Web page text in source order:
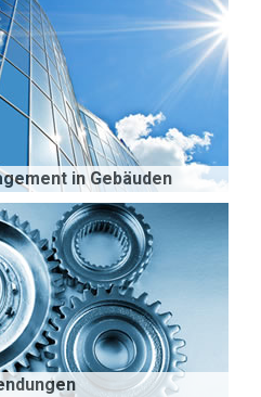
in Gebäuden